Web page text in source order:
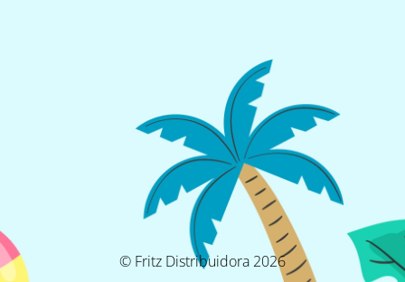
© Fritz Distribuidora 2026